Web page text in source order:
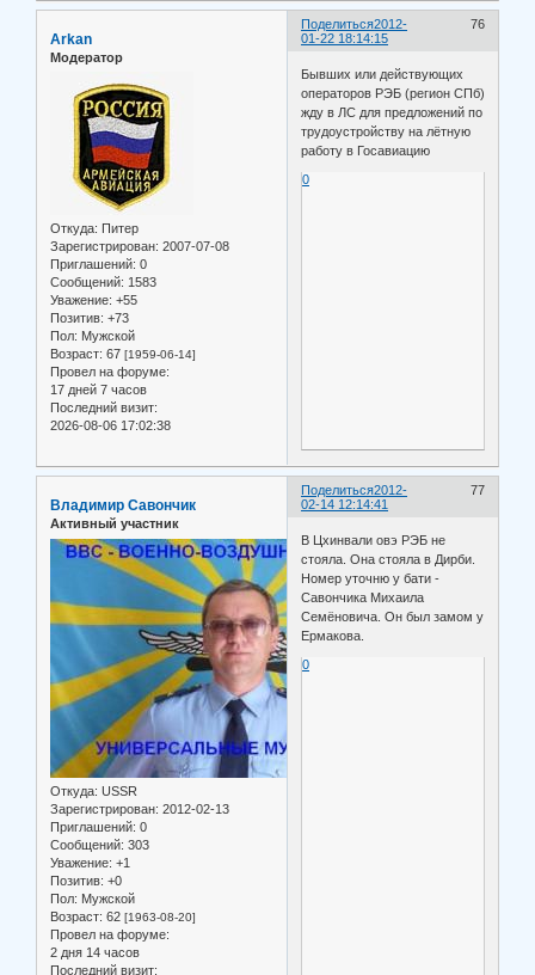
Поделиться 76
2012-
01-22 18:14:15
Arkan
Модератор
Откуда: Питер
Зарегистрирован: 2007-07-08
Приглашений: 0
Сообщений: 1583
Уважение: +55
Позитив: +73
Пол: Мужской
Возраст: 67 [1959-06-14]
Провел на форуме:
17 дней 7 часов
Последний визит:
2026-08-06 17:02:38
Бывших или действующих
операторов РЭБ (регион СПб)
жду в ЛС для предложений по
трудоустройству на лётную
работу в Госавиацию
0
Поделиться 77
2012-
02-14 12:14:41
Владимир Савончик
Активный участник
Откуда: USSR
Зарегистрирован: 2012-02-13
Приглашений: 0
Сообщений: 303
Уважение: +1
Позитив: +0
Пол: Мужской
Возраст: 62 [1963-08-20]
Провел на форуме:
2 дня 14 часов
Последний визит:
В Цхинвали овэ РЭБ не
стояла. Она стояла в Дирби.
Номер уточню у бати -
Савончика Михаила
Семёновича. Он был замом у
Ермакова.
0